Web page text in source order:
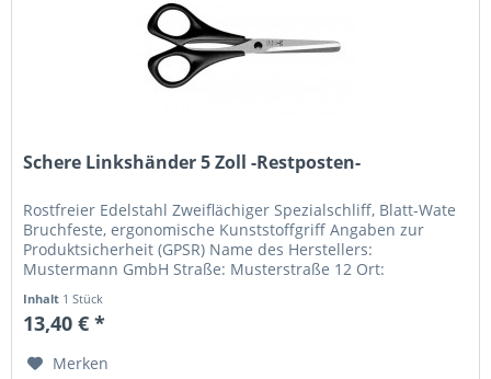
Schere Linkshänder 5 Zoll -Restposten-
Rostfreier Edelstahl Zweiflächiger Spezialschliff, Blatt-Wate
Bruchfeste, ergonomische Kunststoffgriff Angaben zur
Produktsicherheit (GPSR) Name des Herstellers:
Mustermann GmbH Straße: Musterstraße 12 Ort:
Inhalt 1 Stück
13,40 € *
Merken